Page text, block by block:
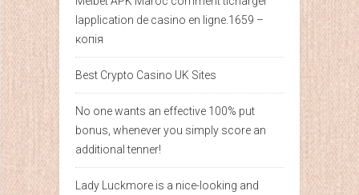
lapplication de casino en ligne.1659 –
копія
Best Crypto Casino UK Sites
No one wants an effective 100% put
bonus, whenever you simply score an
additional tenner!
Lady Luckmore is a nice-looking and